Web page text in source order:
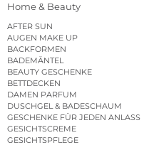
Home & Beauty
AFTER SUN
AUGEN MAKE UP
BACKFORMEN
BADEMÄNTEL
BEAUTY GESCHENKE
BETTDECKEN
DAMEN PARFUM
DUSCHGEL & BADESCHAUM
GESCHENKE FÜR JEDEN ANLASS
GESICHTSCREME
GESICHTSPFLEGE